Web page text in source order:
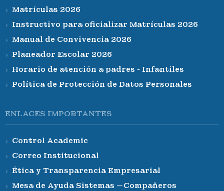
Matrículas 2026
Instructivo para oficializar Matrículas 2026
Manual de Convivencia 2026
Planeador Escolar 2026
Horario de atención a padres - Infantiles
Política de Protección de Datos Personales
ENLACES IMPORTANTES
Control Academic
Correo Institucional
Ética y Transparencia Empresarial
Mesa de Ayuda Sistemas —Compañeros